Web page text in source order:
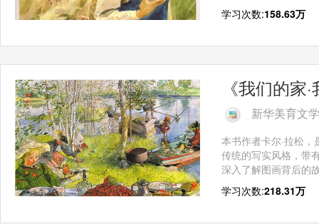
学习次数:158.63万
《我们的家
新华美育文
本书作者卡尔·拉松
传统的写实风格，带
深入了解图画背后的
学习次数:218.31万